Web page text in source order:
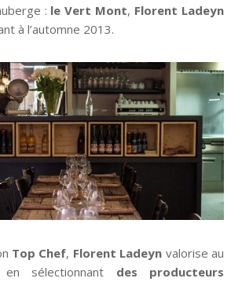
: le Vert Mont, Florent Ladeyn
à l’automne 2013.
Top Chef, Florent Ladeyn valorise au
sélectionnant des producteurs